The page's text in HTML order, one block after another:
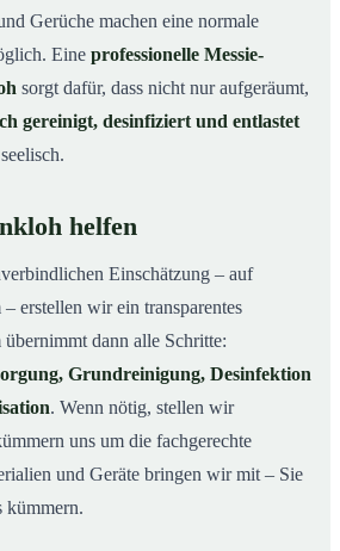
Gerüche machen eine normale
Eine professionelle Messie-
sorgt dafür, dass nicht nur aufgeräumt,
gereinigt, desinfiziert und entlastet
helfen
Einschätzung – auf
erstellen wir ein transparentes
dann alle Schritte:
Grundreinigung, Desinfektion
. Wenn nötig, stellen wir
uns um die fachgerechte
und Geräte bringen wir mit – Sie
kümmern.